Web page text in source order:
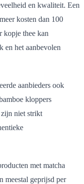
en kwaliteit. Een
kosten dan 100
kopje thee kan
en het aanbevolen
aanbieders ook
kloppers
zijn niet strikt
met matcha
meestal geprijsd per